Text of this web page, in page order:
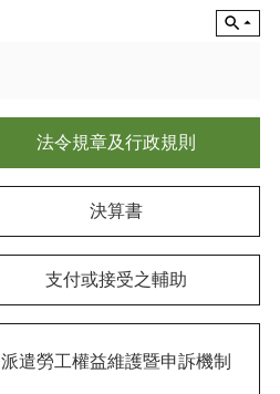
法令規章及行政規則
決算書
支付或接受之輔助
派遣勞工權益維護暨申訴機制